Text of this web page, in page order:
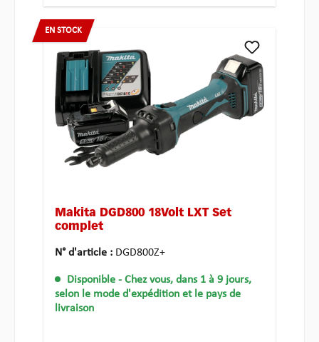
EN STOCK
Makita DGD800 18Volt LXT Set
complet
N° d'article : DGD800Z+
Disponible - Chez vous, dans 1 à 9 jours,
selon le mode d'expédition et le pays de
livraison